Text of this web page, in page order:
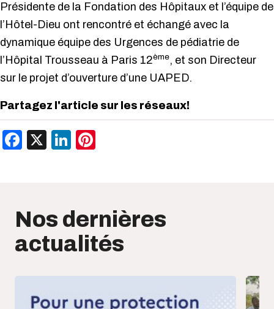
Présidente de la Fondation des Hôpitaux et l’équipe de
l’Hôtel-Dieu ont rencontré et échangé avec la
dynamique équipe des Urgences de pédiatrie de
l’Hôpital Trousseau à Paris 12ème, et son Directeur
sur le projet d’ouverture d’une UAPED.
Partagez l'article sur les réseaux!
Facebook
X LinkedIn
Nos dernières
actualités